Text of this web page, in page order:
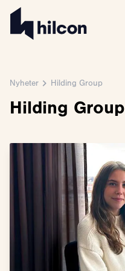
Nyheter Hilding Group
Hilding Group